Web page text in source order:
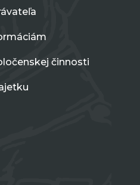
činnosti